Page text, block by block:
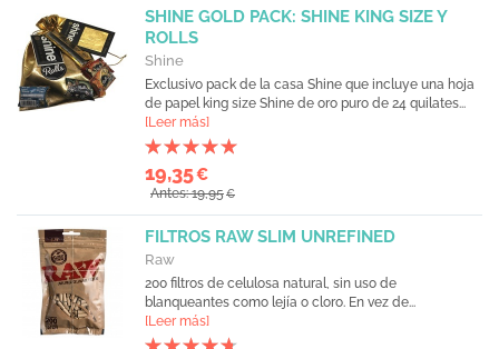
SHINE GOLD PACK: SHINE KING SIZE Y
ROLLS
Shine
Exclusivo pack de la casa Shine que incluye una hoja
de papel king size Shine de oro puro de 24 quilates...
[Leer más]
19,35€
Antes: 19,95€
FILTROS RAW SLIM UNREFINED
Raw
200 filtros de celulosa natural, sin uso de
blanqueantes como lejía o cloro. En vez de...
[Leer más]